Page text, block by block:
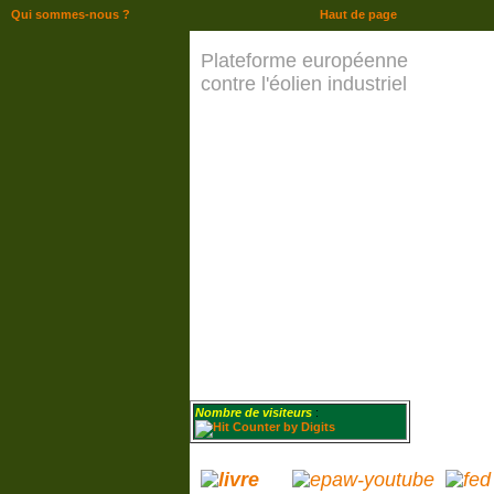
Plateforme européenne
contre l'éolien industriel
Nombre de visiteurs :
Haut de page
Qui sommes-nous ?